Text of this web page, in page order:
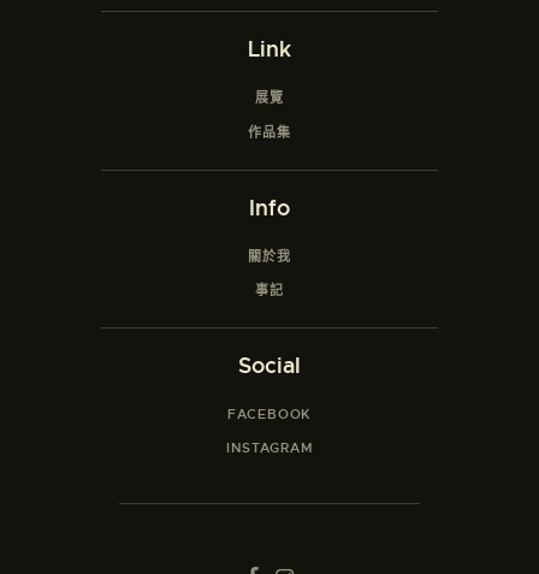
Link
展覽
作品集
Info
關於我
事記
Social
FACEBOOK
INSTAGRAM